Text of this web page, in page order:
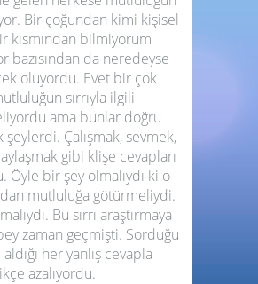
Bir çoğundan kimi kişisel
kısmından bilmiyorum
bazısından da neredeyse
oluyordu. Evet bir çok
sırrıyla ilgili
ama bunlar doğru
şeylerdi. Çalışmak, sevmek,
gibi klişe cevapları
Öyle bir şey olmalıydı ki o
mutluluğa götürmeliydi.
Bu sırrı araştırmaya
zaman geçmişti. Sorduğu
her yanlış cevapla
azalıyordu.